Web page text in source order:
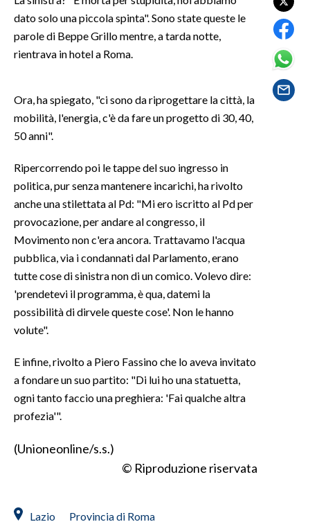
LAVORO
BANDI
SPORT
CALCIO REGIONALE
BASKET
VOLLEY
TENNIS
ALTRI SPORT
CULTURA
SALUTE
EVENTI
dato solo una piccola spinta". Sono state queste le
parole di Beppe Grillo mentre, a tarda notte,
rientrava in hotel a Roma.
Ora, ha spiegato, "ci sono da riprogettare la città, la
mobilità, l'energia, c'è da fare un progetto di 30, 40,
50 anni".
Ripercorrendo poi le tappe del suo ingresso in
politica, pur senza mantenere incarichi, ha rivolto
anche una stilettata al Pd: "Mi ero iscritto al Pd per
provocazione, per andare al congresso, il
Movimento non c'era ancora. Trattavamo l'acqua
pubblica, via i condannati dal Parlamento, erano
tutte cose di sinistra non di un comico. Volevo dire:
'prendetevi il programma, è qua, datemi la
possibilità di dirvele queste cose'. Non le hanno
volute".
E infine, rivolto a Piero Fassino che lo aveva invitato
a fondare un suo partito: "Di lui ho una statuetta,
ogni tanto faccio una preghiera: 'Fai qualche altra
profezia'".
(Unioneonline/s.s.)
© Riproduzione riservata
Lazio Provincia di Roma